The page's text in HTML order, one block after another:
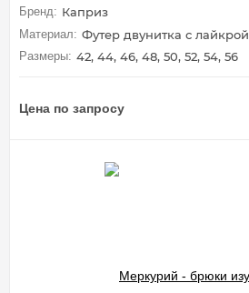
Бренд: Каприз
Материал: Футер двунитка с лайкрой
Размеры: 42, 44, 46, 48, 50, 52, 54, 56
Цена по запросу